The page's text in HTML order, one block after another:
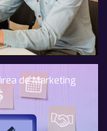
de Marketing